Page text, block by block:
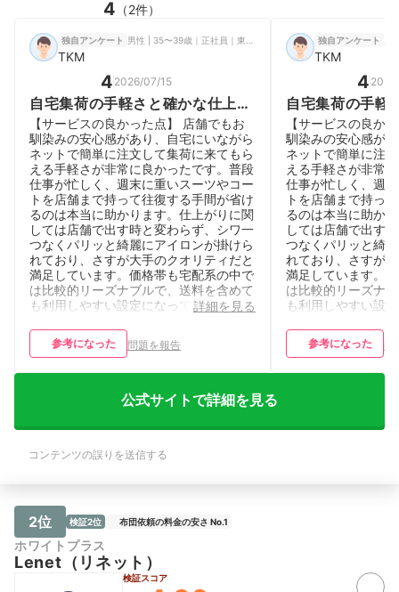
4 （2件）
独自アンケート
TKM
4 2026/07/15
自宅集荷の手軽さと確かな仕上が
りに満足だが、画面操作が少し惜
しい
【サービスの良かった点】 店舗でもお
馴染みの安心感があり、自宅にいながら
ネットで簡単に注文して集荷に来てもら
える手軽さが非常に良かったです。普段
仕事が忙しく、週末に重いスーツやコー
トを店舗まで持って往復する手間が省け
るのは本当に助かります。仕上がりに関
しては店舗で出す時と変わらず、シワ一
つなくパリッと綺麗にアイロンが掛けら
れており、さすが大手のクオリティだと
満足しています。価格帯も宅配系の中で
は比較的リーズナブルで、送料を含めて
も利用しやすい設定になっている点が気
る点・改善してほしい点】 ネット上で
の集荷依頼や手続きのステップが少し分
た、店舗に直接持ち込む場合と比べる
と、手元に仕上がった衣類が戻ってくる
ツなどがある時にはスケジュールに余裕
メールなどでよりタイムリーに届くよう
になると、さらに安心して利用できると
感じます。
詳細を見る
参考になった 問題を報告
独自アンケート
TKM
4
自宅集荷の手軽
りに満足だが、
しい
【サービスの良か
馴染みの安心感が
ネットで簡単に注
える手軽さが非常
仕事が忙しく、週
トを店舗まで持っ
るのは本当に助か
しては店舗で出す
つなくパリッと綺
れており、さすが
満足しています。
は比較的リーズナ
も利用しやすい設
る点・改善してほ
の集荷依頼や手続
ージでの操作にや
までにどうしても
参考になった
公式サイトで詳細を見る
コンテンツの誤りを送信する
2位 検証2位 布団依頼の料金の安さ No.1
ホワイトプラス
Lenet（リネット）
検証スコア